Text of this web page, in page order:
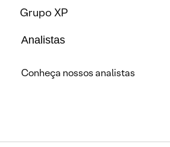
Grupo XP
Analistas
Conheça nossos analistas